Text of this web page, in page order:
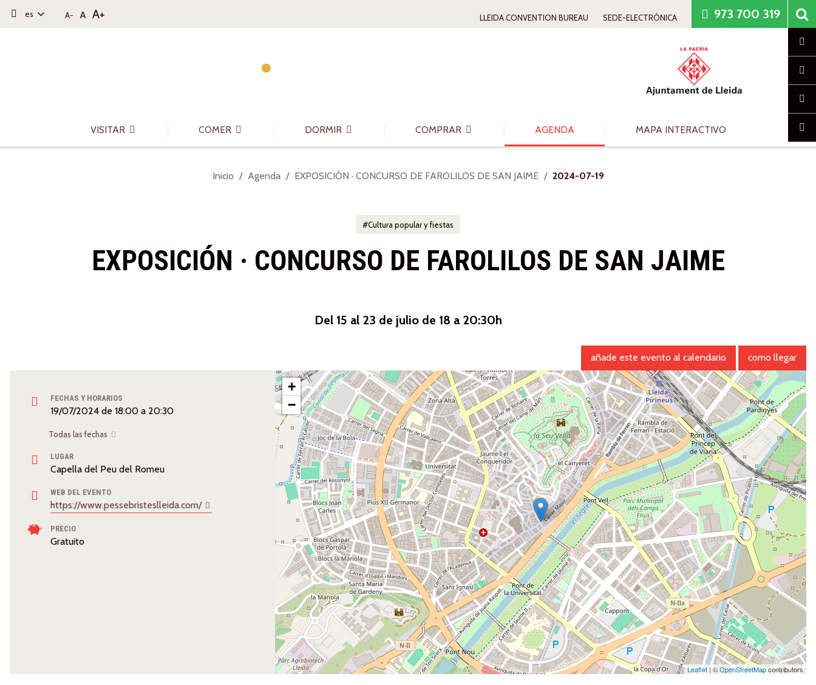
es A- A A+ LLEIDA CONVENTION BUREAU SEDE-ELECTRÓNICA 973 700 319
VISITAR COMER DORMIR COMPRAR AGENDA MAPA INTERACTIVO
Usted
Inicio Agenda EXPOSICIÓN · CONCURSO DE FAROLILOS DE SAN JAIME 2024-07-19
Cultura popular y fiestas
EXPOSICIÓN · CONCURSO DE FAROLILOS DE SAN JAIME
Del 15 al 23 de julio de 18 a 20:30h
FECHAS Y HORARIOS
19/07/2024 de 18:00 a 20:30
Todas las fechas
LUGAR
Capella del Peu del Romeu
WEB DEL EVENTO
https://www.pessebristeslleida.com/
PRECIO
Gratuito
añade este evento al calendario como llegar
+
−
Leaflet| ©OpenStreetMapcontributors